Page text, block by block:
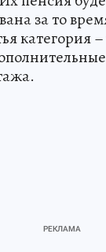
за то
категория